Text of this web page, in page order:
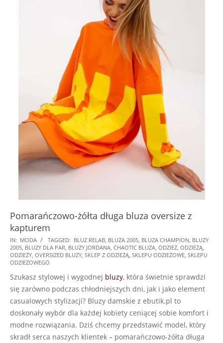
Pomarańczowo-żółta długa bluza oversize z
kapturem
2024-
07-
21
IN: MODA TAGGED: BLUZ RELAB, BLUZA 2005, BLUZA CHAMPION, BLUZY
2005, BLUZY DLA PAR, BLUZY JORDANA, CHAOTIC BLUZA, ODZIEŻ, ODZIEŻĄ,
ODZIEŻY, OVERSIZED BLUZY, SKLEP Z ODZIEŻĄ, SKLEPU ODZIEŻOWE, SKLEPU
ODZIEŻOWEGO
Szukasz stylowej i wygodnej bluzy, która świetnie sprawdzi
się zarówno podczas chłodniejszych dni, jak i jako element
casualowych stylizacji? Bluzy damskie z ebutik.pl to
doskonały wybór dla każdej kobiety ceniącej sobie komfort i
modne rozwiązania. Dziś chcemy przedstawić model, który
skradł serca naszych klientek – pomarańczowo-żółta długa